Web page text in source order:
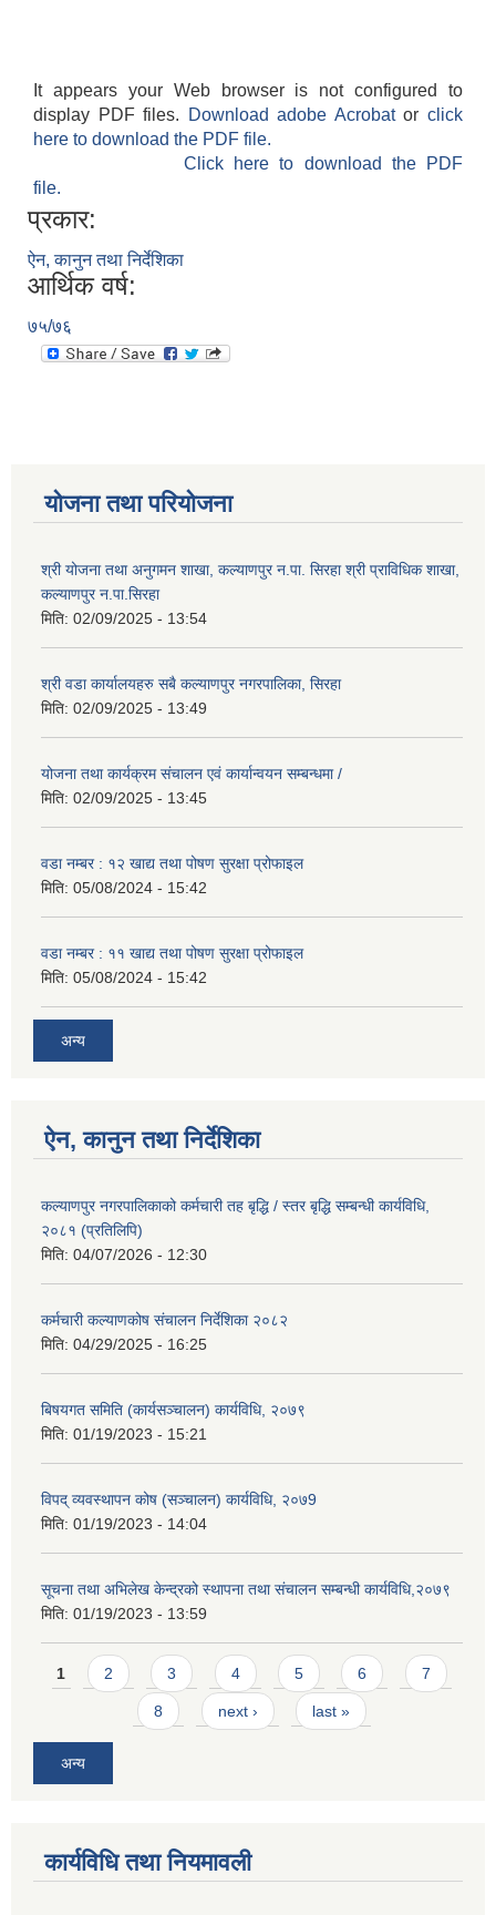
It appears your Web browser is not configured to
display PDF files.
Download adobe Acrobatorclick
here to download the PDF file.
Click here to download the PDF
file.
प्रकार:
ऐन, कानुन तथा निर्देशिका
आर्थिक वर्ष:
७५/७६
योजना तथा परियोजना
श्री योजना तथा अनुगमन शाखा, कल्याणपुर न.पा. सिरहा श्री प्राविधिक शाखा,
कल्याणपुर न.पा.सिरहा
मिति: 02/09/2025 - 13:54
श्री वडा कार्यालयहरु सबै कल्याणपुर नगरपालिका, सिरहा
मिति: 02/09/2025 - 13:49
योजना तथा कार्यक्रम संचालन एवं कार्यान्वयन सम्बन्धमा /
मिति: 02/09/2025 - 13:45
वडा नम्बर : १२ खाद्य तथा पोषण सुरक्षा प्रोफाइल
मिति: 05/08/2024 - 15:42
वडा नम्बर : ११ खाद्य तथा पोषण सुरक्षा प्रोफाइल
मिति: 05/08/2024 - 15:42
अन्य
ऐन, कानुन तथा निर्देशिका
कल्याणपुर नगरपालिकाको कर्मचारी तह बृद्धि / स्तर बृद्धि सम्बन्धी कार्यविधि,
२०८१ (प्रतिलिपि)
मिति: 04/07/2026 - 12:30
कर्मचारी कल्याणकोष संचालन निर्देशिका २०८२
मिति: 04/29/2025 - 16:25
बिषयगत समिति (कार्यसञ्चालन) कार्यविधि, २०७९
मिति: 01/19/2023 - 15:21
विपद् व्यवस्थापन कोष (सञ्चालन) कार्यविधि, २०७9
मिति: 01/19/2023 - 14:04
सूचना तथा अभिलेख केन्द्रको स्थापना तथा संचालन सम्बन्धी कार्यविधि,२०७९
मिति: 01/19/2023 - 13:59
Pages
1 2 3 4 5 6 7
8 next › last »
अन्य
कार्यविधि तथा नियमावली